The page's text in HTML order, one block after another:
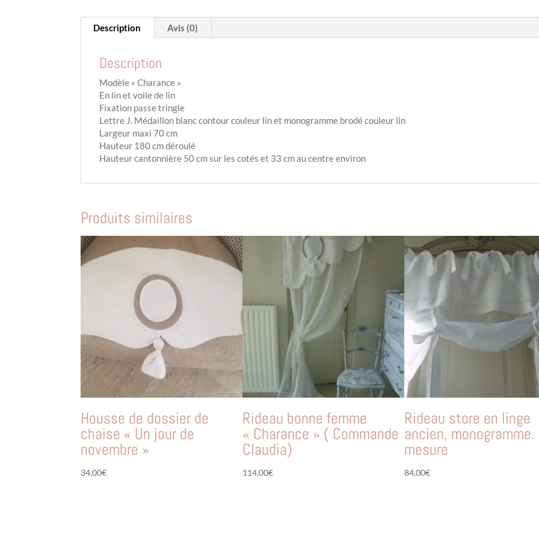
Description Avis (0)
Description
Modèle « Charance »
En lin et voile de lin
Fixation passe tringle
Lettre J. Médaillon blanc contour couleur lin et monogramme brodé couleur lin
Largeur maxi 70 cm
Hauteur 180 cm déroulé
Hauteur cantonnière 50 cm sur les cotés et 33 cm au centre environ
Produits similaires
Housse de dossier de
chaise « Un jour de
novembre »
34,00€
Rideau bonne femme
« Charance » ( Commande
Claudia)
114,00€
Rideau store en linge
ancien, monogramme.
mesure
84,00€